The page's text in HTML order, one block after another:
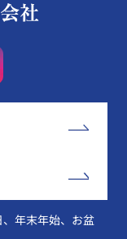
年末年始、お盆